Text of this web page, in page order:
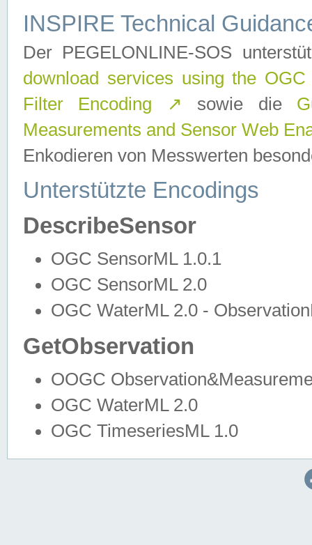
INSPIRE Technical
Der PEGELONLINE-SOS
download services using the
Filter Encoding
↗ sowie die
Measurements and Sensor Web
Enkodieren von Messwerten
Unterstützte Encodings
DescribeSensor
OGC SensorML 1.0.1
OGC SensorML 2.0
OGC WaterML 2.0 -
GetObservation
OOGC
OGC WaterML 2.0
OGC TimeseriesML 1.0